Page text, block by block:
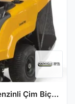
Stiga Combi 166 ST250ES Marşlı - Benzinli Çim Biçme Traktörü (66 cm)